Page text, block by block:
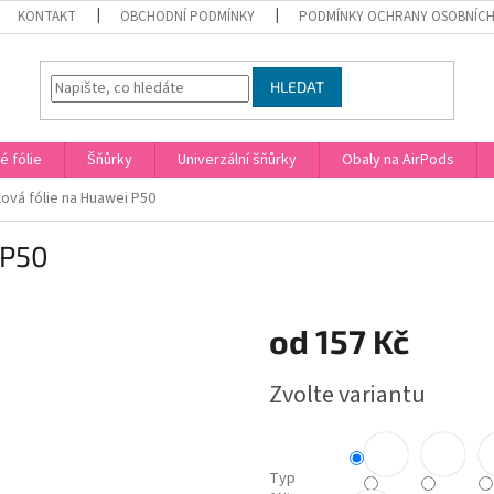
KONTAKT OBCHODNÍ PODMÍNKY PODMÍNKY OCHRANY OSOBNÍCH
HLEDAT
fólie Šňůrky Univerzální šňůrky Obaly na AirPods
fólie na Huawei P50
od 157 Kč
cena:
Zvolte variantu
Typ